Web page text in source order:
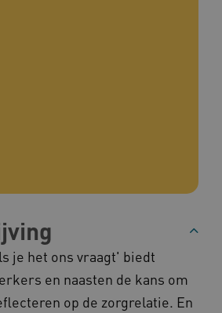
je het ons vraagt' biedt
en naasten de kans om
op de zorgrelatie. En